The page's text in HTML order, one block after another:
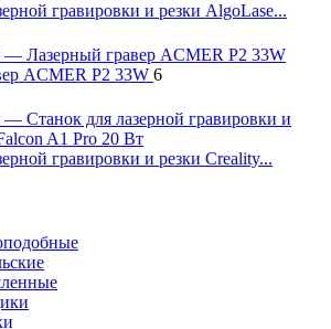
гравировки и резки AlgoLase...
ACMER P2 33W 6
гравировки и резки Creality...